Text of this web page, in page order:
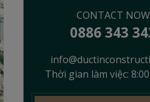
CONTACT NOW
0886 343
Thời gian làm việc: